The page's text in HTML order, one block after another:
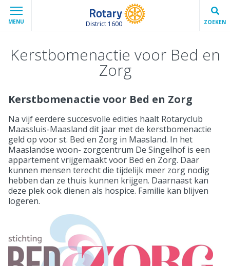
MENU District 1600 ZOEKEN
Kerstbomenactie voor Bed en
Zorg
Kerstbomenactie voor Bed en Zorg
Na vijf eerdere succesvolle edities haalt Rotaryclub
Maassluis-Maasland dit jaar met de kerstbomenactie
geld op voor st. Bed en Zorg in Maasland. In het
Maaslandse woon- zorgcentrum De Singelhof is een
appartement vrijgemaakt voor Bed en Zorg. Daar
kunnen mensen terecht die tijdelijk meer zorg nodig
hebben dan ze thuis kunnen krijgen. Daarnaast kan
deze plek ook dienen als hospice. Familie kan blijven
logeren.